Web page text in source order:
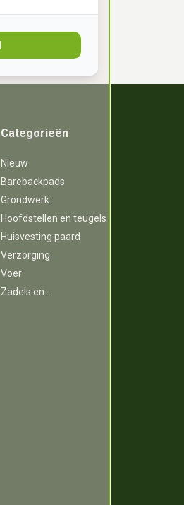
Categorieën
Nieuw
Barebackpads
Grondwerk
Hoofdstellen en teugels
Huisvesting paard
Verzorging
Voer
Zadels en..